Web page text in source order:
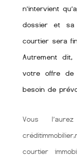
n’intervient
dossier et sa
courtier sera
Autrement
votre offre de
besoin de
Vous
courtier